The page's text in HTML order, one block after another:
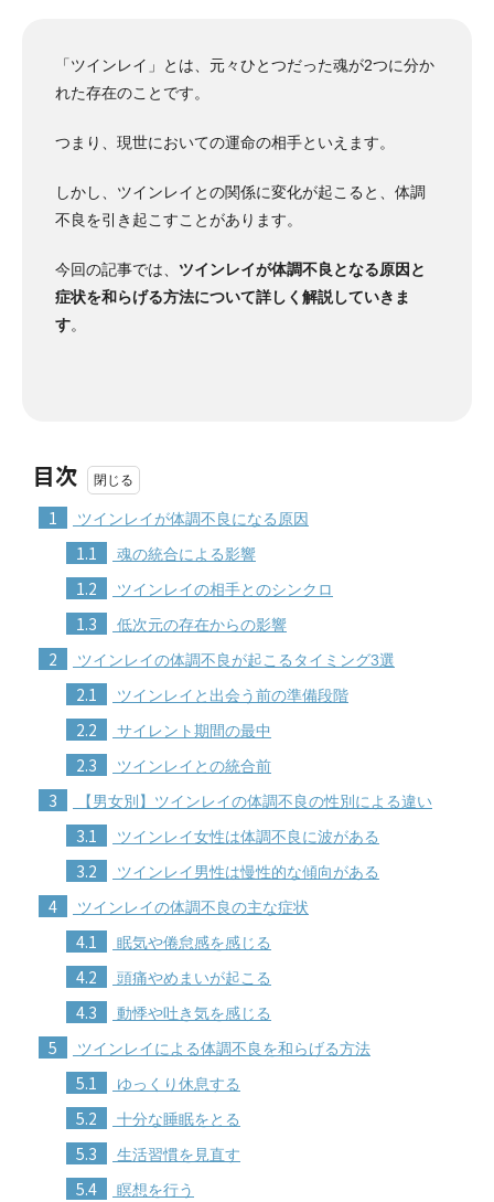
「ツインレイ」とは、元々ひとつだった魂が2つに分か
れた存在のことです。
つまり、現世においての運命の相手といえます。
しかし、ツインレイとの関係に変化が起こると、体調
不良を引き起こすことがあります。
今回の記事では、 ツインレイが体調不良となる原因と
症状を和らげる方法について詳しく解説していきま
す。
目次
1 ツインレイが体調不良になる原因
1.1 魂の統合による影響
1.2 ツインレイの相手とのシンクロ
1.3 低次元の存在からの影響
2 ツインレイの体調不良が起こるタイミング3選
2.1 ツインレイと出会う前の準備段階
2.2 サイレント期間の最中
2.3 ツインレイとの統合前
3 【男女別】ツインレイの体調不良の性別による違い
3.1 ツインレイ女性は体調不良に波がある
3.2 ツインレイ男性は慢性的な傾向がある
4 ツインレイの体調不良の主な症状
4.1 眠気や倦怠感を感じる
4.2 頭痛やめまいが起こる
4.3 動悸や吐き気を感じる
5 ツインレイによる体調不良を和らげる方法
5.1 ゆっくり休息する
5.2 十分な睡眠をとる
5.3 生活習慣を見直す
5.4 瞑想を行う